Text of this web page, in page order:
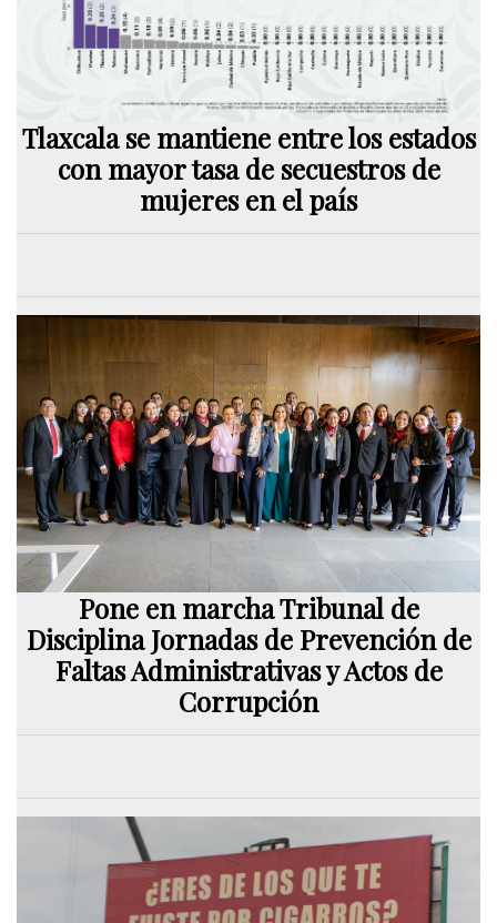
Tlaxcala se mantiene entre los estados
con mayor tasa de secuestros de
mujeres en el país
Pone en marcha Tribunal de
Disciplina Jornadas de Prevención de
Faltas Administrativas y Actos de
Corrupción